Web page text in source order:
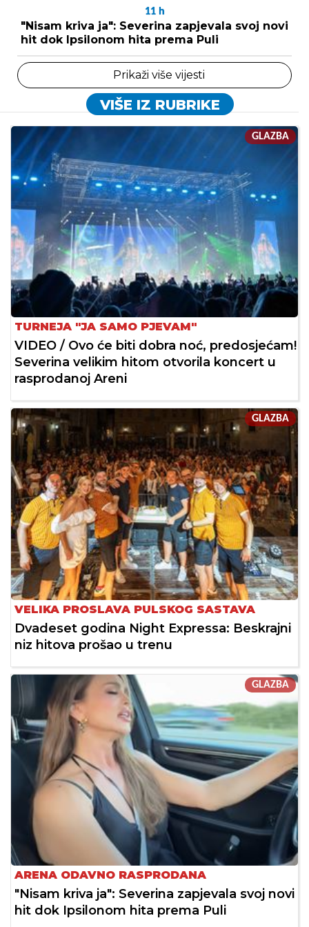
11 h
"Nisam kriva ja": Severina zapjevala svoj novi
hit dok Ipsilonom hita prema Puli
Prikaži više vijesti
VIŠE IZ RUBRIKE
GLAZBA
TURNEJA "JA SAMO PJEVAM"
VIDEO / Ovo će biti dobra noć, predosjećam!
Severina velikim hitom otvorila koncert u
rasprodanoj Areni
GLAZBA
VELIKA PROSLAVA PULSKOG SASTAVA
Dvadeset godina Night Expressa: Beskrajni
niz hitova prošao u trenu
GLAZBA
ARENA ODAVNO RASPRODANA
"Nisam kriva ja": Severina zapjevala svoj novi
hit dok Ipsilonom hita prema Puli